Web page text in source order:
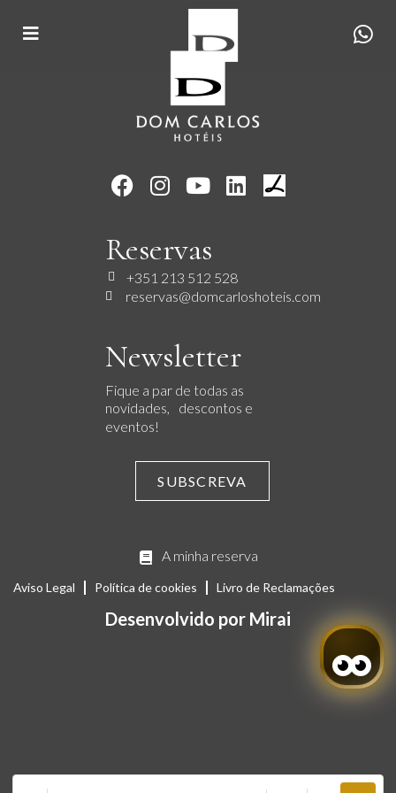
Reservas
+351 213 512 528
reservas@domcarloshoteis.com
Newsletter
Fique a par de todas as
novidades, descontos e
eventos!
SUBSCREVA
A minha reserva
Aviso Legal Política de cookies Livro de Reclamações
Desenvolvido por Mirai